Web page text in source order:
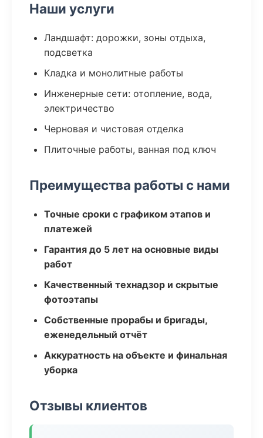
Наши услуги
Ландшафт: дорожки, зоны отдыха,
подсветка
Кладка и монолитные работы
Инженерные сети: отопление, вода,
электричество
Черновая и чистовая отделка
Плиточные работы, ванная под ключ
Преимущества работы с нами
Точные сроки с графиком этапов и
платежей
Гарантия до 5 лет на основные виды
работ
Качественный технадзор и скрытые
фотоэтапы
Собственные прорабы и бригады,
еженедельный отчёт
Аккуратность на объекте и финальная
уборка
Отзывы клиентов